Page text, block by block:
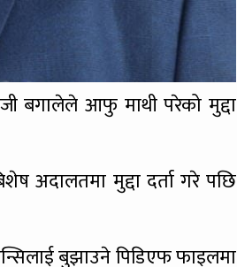
बगालेले आफु माथी परेको मुद्दा
अदालतमा मुद्दा दर्ता गरे पछि
बुझाउने पिडिएफ फाइलमा